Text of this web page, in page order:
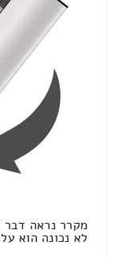
מקרר נראה דבר
לא נכונה הוא